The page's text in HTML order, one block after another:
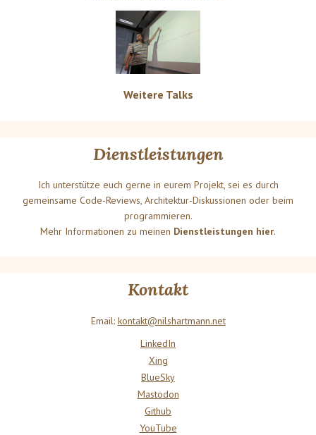
Weitere Talks
Dienstleistungen
Ich unterstütze euch gerne in eurem Projekt, sei es durch
gemeinsame Code-Reviews, Architektur-Diskussionen oder beim
programmieren.
Mehr Informationen zu meinen Dienstleistungen hier.
Kontakt
Email: kontakt@nilshartmann.net
LinkedIn
Xing
BlueSky
Mastodon
Github
YouTube